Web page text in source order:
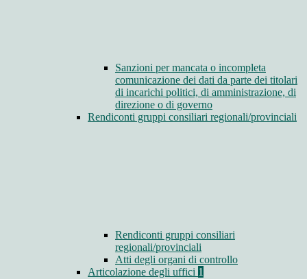
Sanzioni per mancata o incompleta
comunicazione dei dati da parte dei titolari
di incarichi politici, di amministrazione, di
direzione o di governo
Rendiconti gruppi consiliari regionali/provinciali
Rendiconti gruppi consiliari
regionali/provinciali
Atti degli organi di controllo
Articolazione degli uffici 1